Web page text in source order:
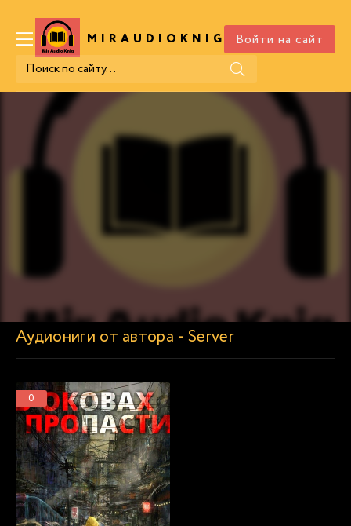
MIRAUDIOKNIG .COM
Войти на сайт
Аудиониги от автора - Server
0